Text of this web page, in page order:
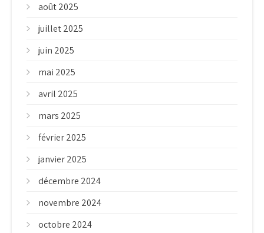
août 2025
juillet 2025
juin 2025
mai 2025
avril 2025
mars 2025
février 2025
janvier 2025
décembre 2024
novembre 2024
octobre 2024